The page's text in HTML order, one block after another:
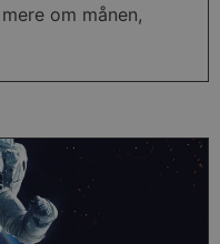
om månen,